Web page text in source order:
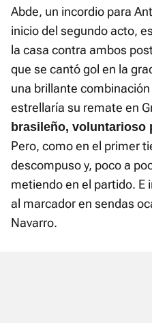
Abde, un incordio para
inicio del segundo acto,
la casa contra ambos
que se cantó gol en la
una brillante
estrellaría su remate en
brasileño, voluntarioso
Pero, como en el primer
descompuso y, poco a
metiendo en el partido. E
al marcador en sendas
Navarro.